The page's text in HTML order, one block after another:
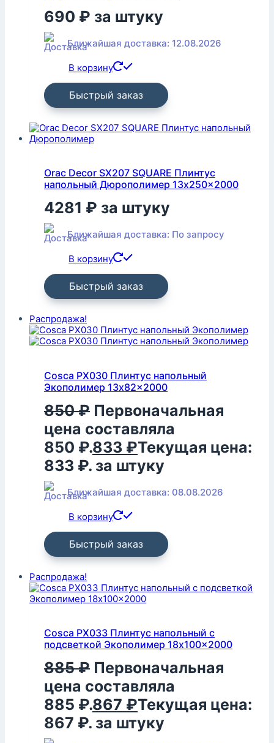
690 ₽ за штуку
Ближайшая доставка: 12.08.2026
В корзину
Быстрый заказ
Orac Decor SX207 SQUARE Плинтус
напольный Дюрополимер 13x250x2000
4281 ₽ за штуку
Ближайшая доставка: По запросу
В корзину
Быстрый заказ
Распродажа!
Cosca PX030 Плинтус напольный
Экополимер 13x82x2000
850₽ Первоначальная
цена составляла
850 ₽.833 ₽Текущая цена:
833 ₽. за штуку
Ближайшая доставка: 08.08.2026
В корзину
Быстрый заказ
Распродажа!
Cosca PX033 Плинтус напольный с
подсветкой Экополимер 18x100x2000
885₽ Первоначальная
цена составляла
885 ₽.867 ₽Текущая цена:
867 ₽. за штуку